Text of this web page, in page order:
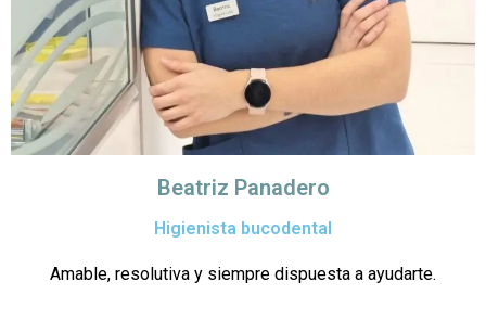
Beatriz Panadero
Higienista bucodental
Amable, resolutiva y siempre dispuesta a ayudarte.